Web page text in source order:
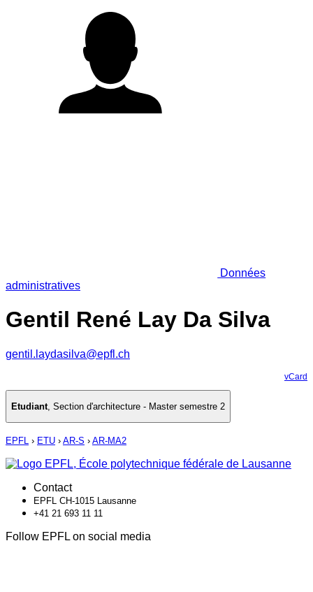
Données
administratives
Gentil René Lay Da Silva
gentil.laydasilva@epfl.ch
vCard
Etudiant, Section d'architecture - Master semestre 2
EPFL › ETU › AR-S › AR-MA2
Contact
EPFL CH-1015 Lausanne
+41 21 693 11 11
Follow EPFL on social media